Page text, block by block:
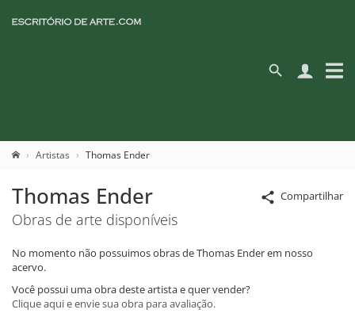
Artistas Thomas Ender
Compartilhar
Thomas Ender
Obras de arte disponíveis
No momento não possuimos obras de Thomas Ender em nosso
acervo.
Você possui uma obra deste artista e quer vender?
Clique aqui e envie sua obra para avaliação.